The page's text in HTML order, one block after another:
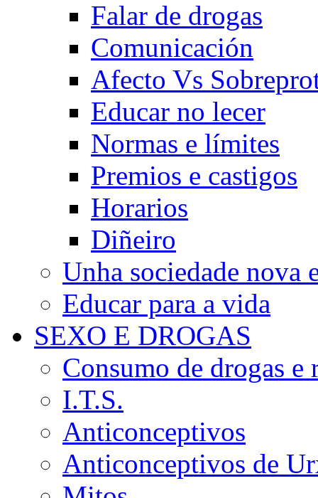
Falar de drogas
Comunicación
Afecto Vs
Educar no lecer
Normas e límites
Premios e castigos
Horarios
Diñeiro
Unha sociedade nova
Educar para a vida
SEXO E DROGAS
Consumo de drogas e
I.T.S.
Anticonceptivos
Anticonceptivos de